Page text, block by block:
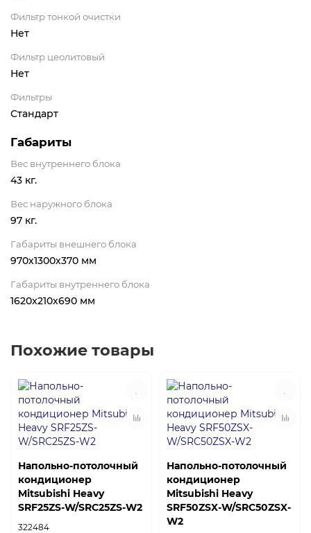
Фильтр тонкой очистки
Нет
Фильтр цеолитовый
Нет
Фильтры
Стандарт
Габариты
Вес внутреннего блока
43 кг.
Вес наружного блока
97 кг.
Габариты внешнего блока
970х1300х370 мм
Габариты внутреннего блока
1620x210x690 мм
Похожие товары
Напольно-потолочный
кондиционер
Mitsubishi Heavy
SRF25ZS-W/SRC25ZS-W2
322484
Напольно-потолочный
кондиционер
Mitsubishi Heavy
SRF50ZSX-W/SRC50ZSX-
W2